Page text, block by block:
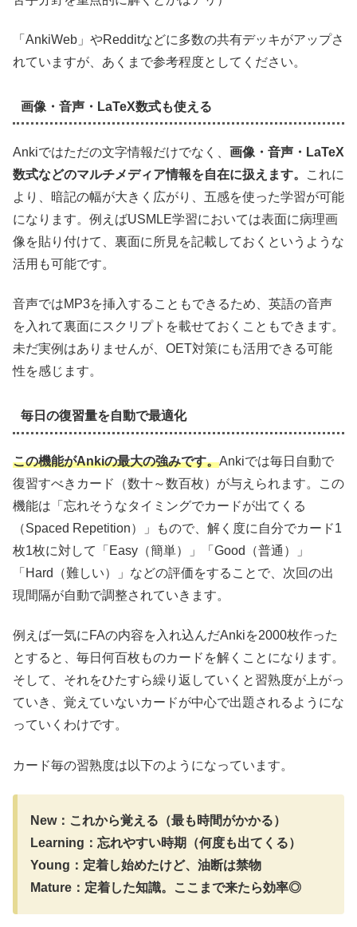
「AnkiWeb」やRedditなどに多数の共有デッキがアップさ
れていますが、あくまで参考程度としてください。
画像・音声・LaTeX数式も使える
Ankiではただの文字情報だけでなく、 画像・音声・LaTeX
数式などのマルチメディア情報を自在に扱えます。
これに
より、暗記の幅が大きく広がり、五感を使った学習が可能
になります。例えばUSMLE学習においては表面に病理画
像を貼り付けて、裏面に所見を記載しておくというような
活用も可能です。
音声ではMP3を挿入することもできるため、英語の音声
を入れて裏面にスクリプトを載せておくこともできます。
未だ実例はありませんが、OET対策にも活用できる可能
性を感じます。
毎日の復習量を自動で最適化
この機能がAnkiの最大の強みです。Ankiでは毎日自動で
復習すべきカード（数十～数百枚）が与えられます。この
機能は「忘れそうなタイミングでカードが出てくる
（Spaced Repetition）」もので、解く度に自分でカード1
枚1枚に対して「Easy（簡単）」「Good（普通）」
「Hard（難しい）」などの評価をすることで、次回の出
現間隔が自動で調整されていきます。
例えば一気にFAの内容を入れ込んだAnkiを2000枚作った
とすると、毎日何百枚ものカードを解くことになります。
そして、それをひたすら繰り返していくと習熟度が上がっ
ていき、覚えていないカードが中心で出題されるようにな
っていくわけです。
カード毎の習熟度は以下のようになっています。
New：これから覚える（最も時間がかかる）
Learning：忘れやすい時期（何度も出てくる）
Young：定着し始めたけど、油断は禁物
Mature：定着した知識。ここまで来たら効率◎